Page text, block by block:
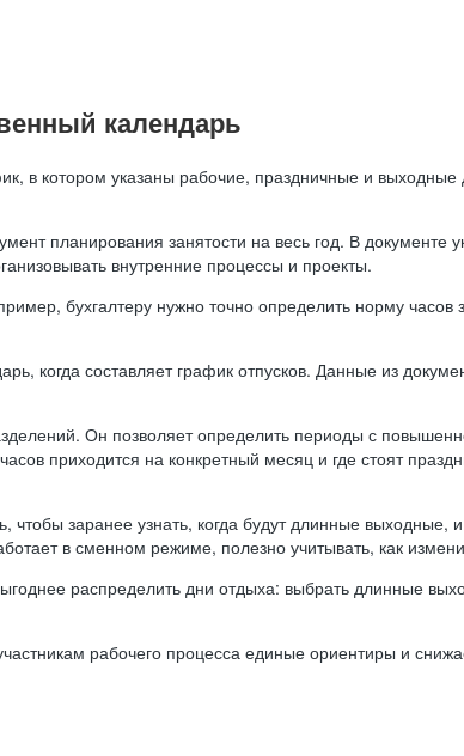
календарь
в котором указаны рабочие, праздничные и выходные
планирования занятости на весь год. В
внутренние процессы и проекты.
бухгалтеру нужно точно определить норму
когда составляет график отпусков. Данные из
Он позволяет определить периоды с
часов приходится на конкретный месяц и где стоят
чтобы заранее узнать, когда будут длинные
в сменном режиме, полезно учитывать, как
распределить дни отдыха: выбрать длинные
рабочего процесса единые ориентиры и